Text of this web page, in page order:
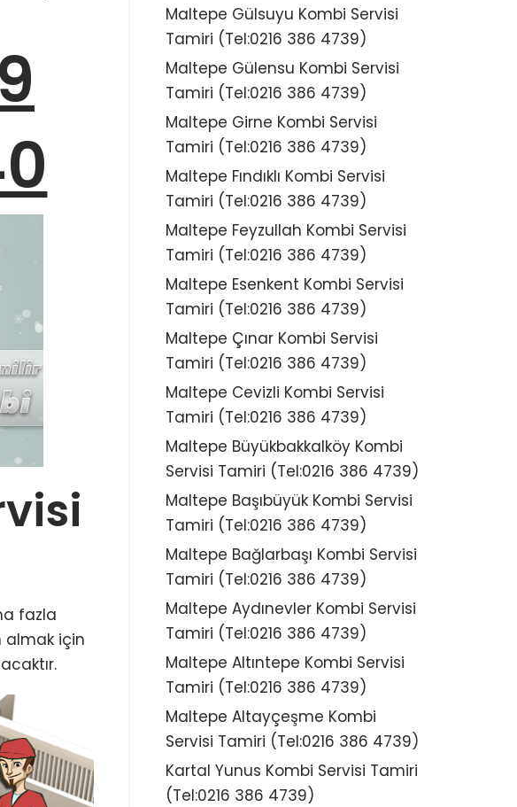
fazla
almak için
Maltepe Gülsuyu Kombi Servisi
Tamiri (Tel:0216 386 4739)
Maltepe Gülensu Kombi Servisi
Tamiri (Tel:0216 386 4739)
Maltepe Girne Kombi Servisi
Tamiri (Tel:0216 386 4739)
Maltepe Fındıklı Kombi Servisi
Tamiri (Tel:0216 386 4739)
Maltepe Feyzullah Kombi Servisi
Tamiri (Tel:0216 386 4739)
Maltepe Esenkent Kombi Servisi
Tamiri (Tel:0216 386 4739)
Maltepe Çınar Kombi Servisi
Tamiri (Tel:0216 386 4739)
Maltepe Cevizli Kombi Servisi
Tamiri (Tel:0216 386 4739)
Maltepe Büyükbakkalköy Kombi
Servisi Tamiri (Tel:0216 386 4739)
Maltepe Başıbüyük Kombi Servisi
Tamiri (Tel:0216 386 4739)
Maltepe Bağlarbaşı Kombi Servisi
Tamiri (Tel:0216 386 4739)
Maltepe Aydınevler Kombi Servisi
Tamiri (Tel:0216 386 4739)
Maltepe Altıntepe Kombi Servisi
Tamiri (Tel:0216 386 4739)
Maltepe Altayçeşme Kombi
Servisi Tamiri (Tel:0216 386 4739)
Kartal Yunus Kombi Servisi Tamiri
(Tel:0216 386 4739)